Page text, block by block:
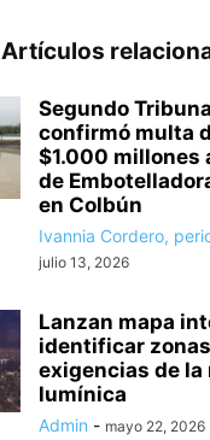
Artículos
Segundo
confirmó multa
$1.000 millones
de
en Colbún
Ivannia Cordero,
julio 13, 2026
Lanzan mapa
identificar
exigencias de la
lumínica
Admin - mayo 22, 2026